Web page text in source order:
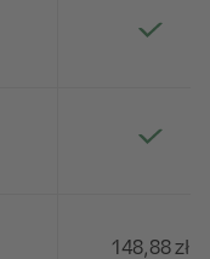
148,88 zł